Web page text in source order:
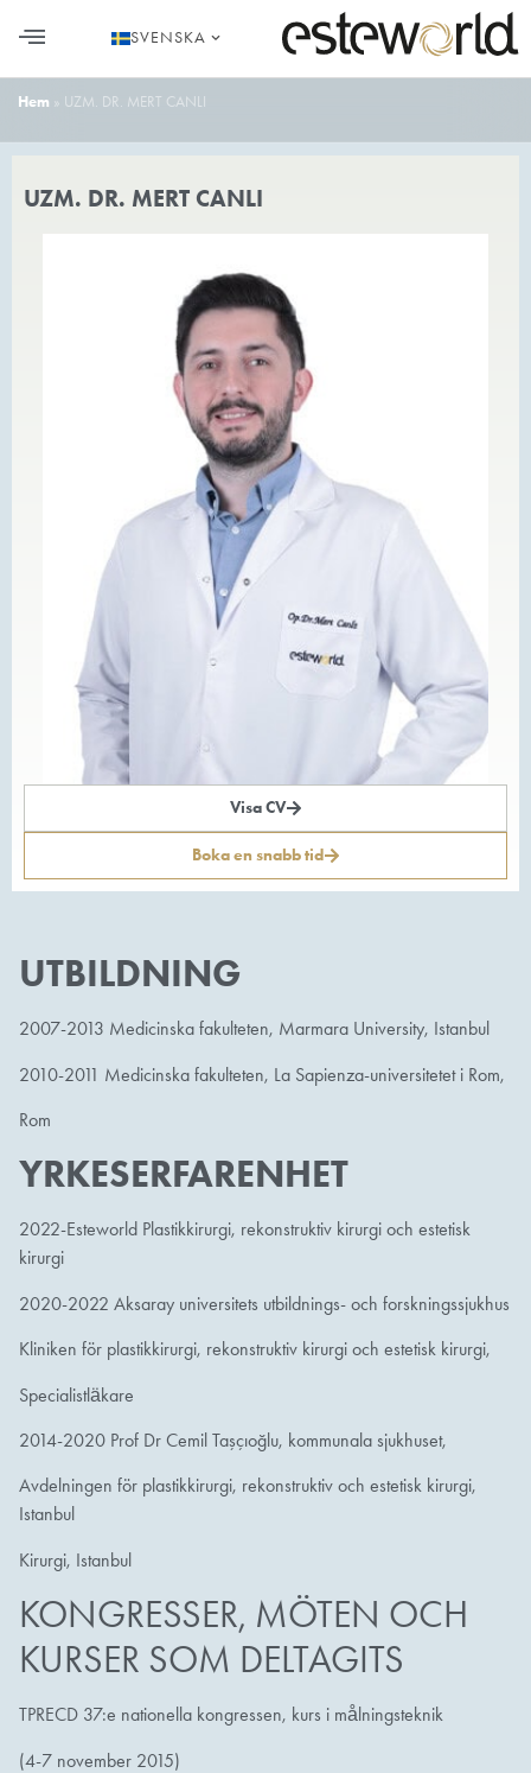
SVENSKA
Hem » UZM. DR. MERT CANLI
UZM. DR. MERT CANLI
Visa CV
Boka en snabb tid
UTBILDNING
2007-2013 Medicinska fakulteten, Marmara University, Istanbul
2010-2011 Medicinska fakulteten, La Sapienza-universitetet i Rom,
Rom
YRKESERFARENHET
2022-Esteworld Plastikkirurgi, rekonstruktiv kirurgi och estetisk
kirurgi
2020-2022 Aksaray universitets utbildnings- och forskningssjukhus
Kliniken för plastikkirurgi, rekonstruktiv kirurgi och estetisk kirurgi,
Specialistläkare
2014-2020 Prof Dr Cemil Taşçıoğlu, kommunala sjukhuset,
Avdelningen för plastikkirurgi, rekonstruktiv och estetisk kirurgi,
Istanbul
Kirurgi, Istanbul
KONGRESSER, MÖTEN OCH
KURSER SOM DELTAGITS
TPRECD 37:e nationella kongressen, kurs i målningsteknik
(4-7 november 2015)